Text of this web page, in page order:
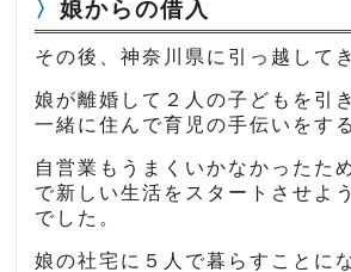
娘からの借入
その後、神奈川県に引っ越して
娘が離婚して２人の子どもを引
一緒に住んで育児の手伝いをす
自営業もうまくいかなかったた
で新しい生活をスタートさせよ
でした。
娘の社宅に５人で暮らすことに